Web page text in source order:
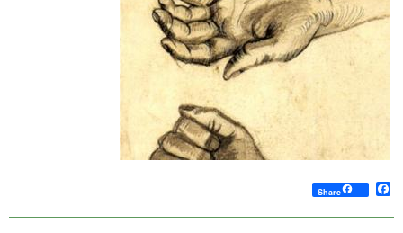
Facebook
Share